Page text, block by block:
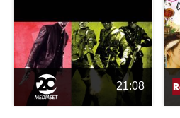
21:08